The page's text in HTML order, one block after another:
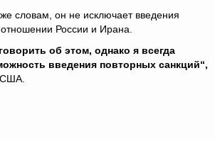
словам, он не исключает введения
России и Ирана.
об этом, однако я всегда
введения повторных санкций“,
США.